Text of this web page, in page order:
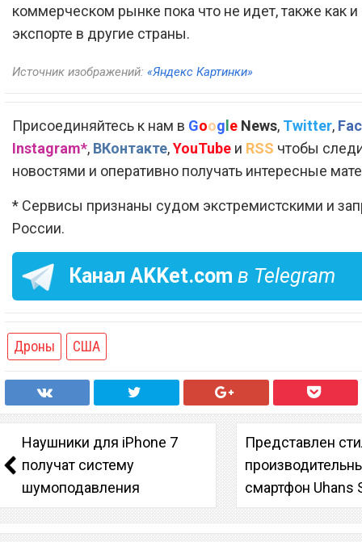
коммерческом рынке пока что не идет, также как и
экспорте в другие страны.
Источник изображений: «Яндекс Картинки»
Присоединяйтесь к нам в Goog e News, Twitter,
Instagram*, ВКонтакте,YouTube и RSS чтобы
новостями и оперативно получать интересные
* Сервисы признаны судом экстремистскими и
России.
Канал AKKet.com в Telegram
Дроны США
Наушники для iPhone 7
получат систему
шумоподавления
Представлен
смартфон Uhans